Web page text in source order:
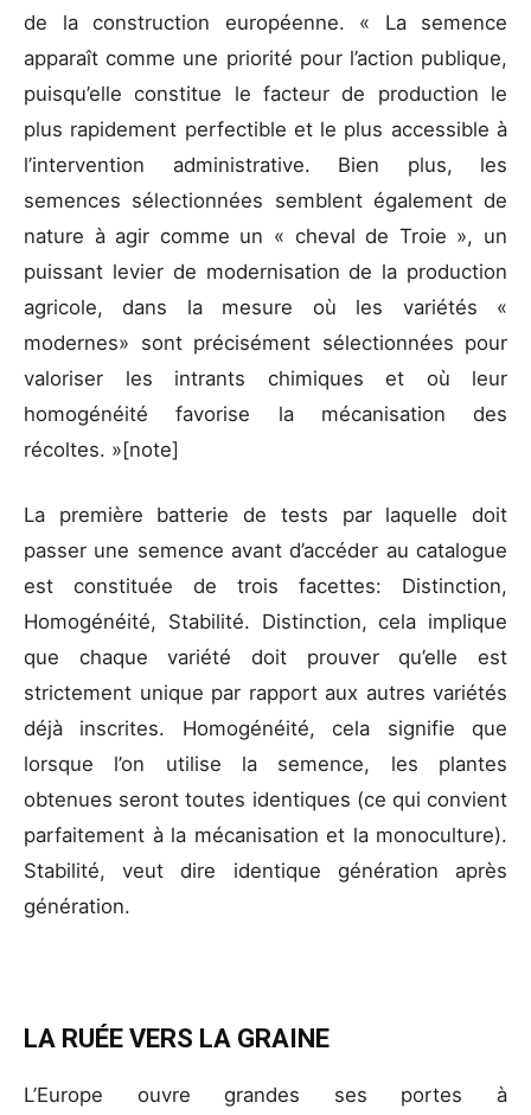
de la construction européenne. « La semence
apparaît comme une priorité pour l’action publique,
puisqu’elle constitue le facteur de production le
plus rapidement perfectible et le plus accessible à
l’intervention administrative. Bien plus, les
semences sélectionnées semblent également de
nature à agir comme un « cheval de Troie », un
puissant levier de modernisation de la production
agricole, dans la mesure où les variétés «
modernes» sont précisément sélectionnées pour
valoriser les intrants chimiques et où leur
homogénéité favorise la mécanisation des
récoltes. »[note]
La première batterie de tests par laquelle doit
passer une semence avant d’accéder au catalogue
est constituée de trois facettes: Distinction,
Homogénéité, Stabilité. Distinction, cela implique
que chaque variété doit prouver qu’elle est
strictement unique par rapport aux autres variétés
déjà inscrites. Homogénéité, cela signifie que
lorsque l’on utilise la semence, les plantes
obtenues seront toutes identiques (ce qui convient
parfaitement à la mécanisation et la monoculture).
Stabilité, veut dire identique génération après
génération.
LA RUÉE VERS LA GRAINE
L’Europe ouvre grandes ses portes à